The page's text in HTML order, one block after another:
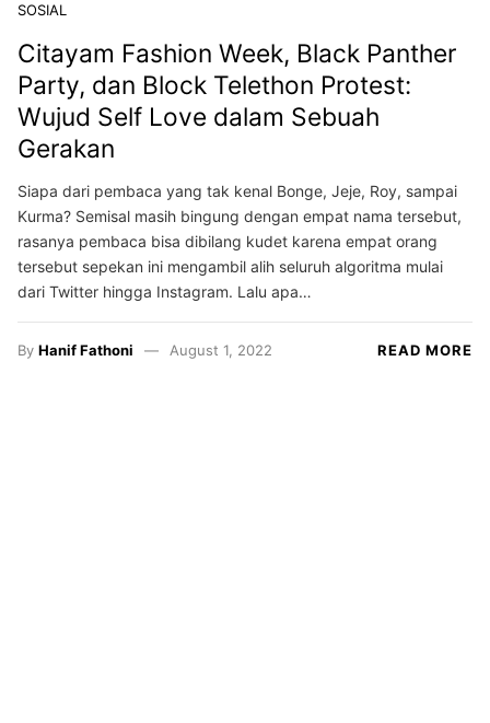
SOSIAL
Citayam Fashion Week, Black Panther
Party, dan Block Telethon Protest:
Wujud Self Love dalam Sebuah
Gerakan
Siapa dari pembaca yang tak kenal Bonge, Jeje, Roy, sampai
Kurma? Semisal masih bingung dengan empat nama tersebut,
rasanya pembaca bisa dibilang kudet karena empat orang
tersebut sepekan ini mengambil alih seluruh algoritma mulai
dari Twitter hingga Instagram. Lalu apa…
By Hanif Fathoni August 1, 2022 READ MORE